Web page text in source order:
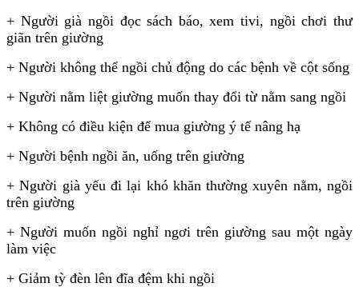
+ Người già ngồi đọc sách báo, xem tivi, ngồi chơi thư
giãn trên giường
+ Người không thể ngồi chủ động do các bệnh về cột sống
+ Người nằm liệt giường muốn thay đổi từ nằm sang ngồi
+ Không có điều kiện để mua giường ý tế nâng hạ
+ Người bệnh ngồi ăn, uống trên giường
+ Người già yếu đi lại khó khăn thường xuyên nằm, ngồi
trên giường
+ Người muốn ngồi nghỉ ngơi trên giường sau một ngày
làm việc
+ Giảm tỳ đèn lên đĩa đệm khi ngồi